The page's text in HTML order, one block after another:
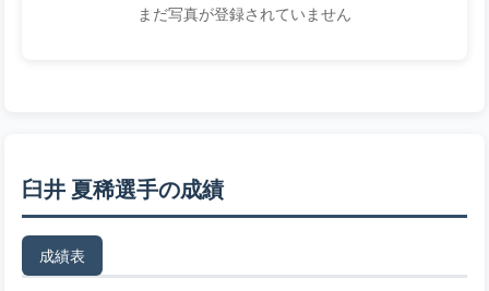
まだ写真が登録されていません
臼井 夏稀選手の成績
成績表